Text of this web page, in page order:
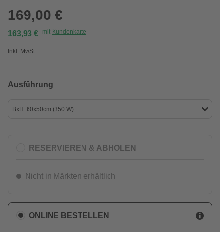
169,00 €
163,93 € mit Kundenkarte
Inkl. MwSt.
Ausführung
BxH: 60x50cm (350 W)
RESERVIEREN & ABHOLEN
Nicht in Märkten erhältlich
ONLINE BESTELLEN